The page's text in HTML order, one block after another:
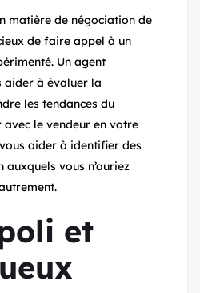
matière de négociation de
de faire appel à un
Un agent
aider à évaluer la
les tendances du
le vendeur en votre
aider à identifier des
vous n’auriez
et